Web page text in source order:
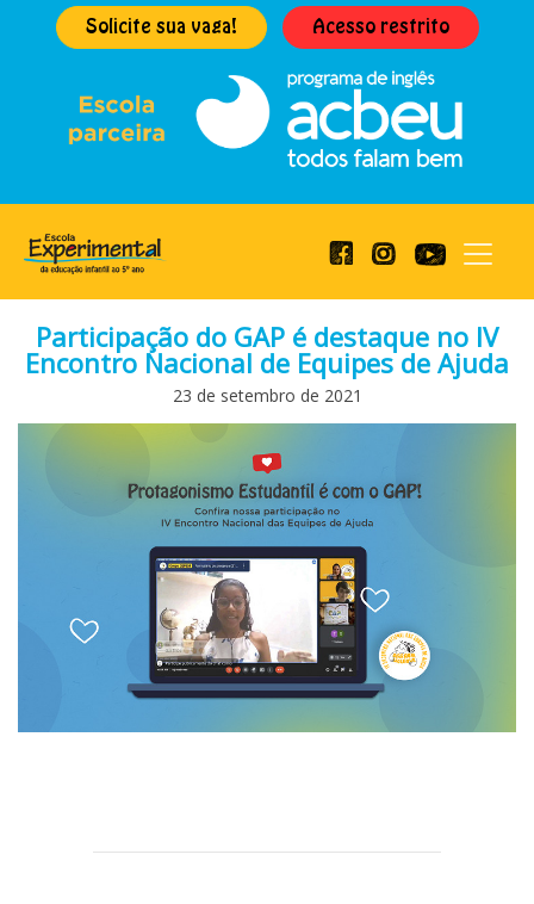
Solicite sua vaga! Acesso restrito
Participação do GAP é destaque no IV
Encontro Nacional de Equipes de Ajuda
23 de setembro de 2021